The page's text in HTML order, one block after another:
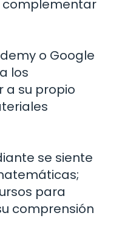
complementar
o Google
los
a su propio
se siente
para
comprensión